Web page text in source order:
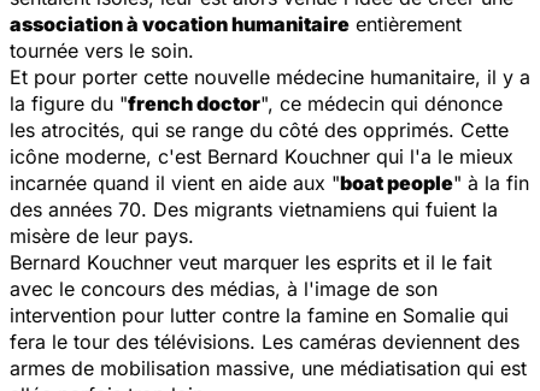
association à vocation humanitaire entièrement
tournée vers le soin.
Et pour porter cette nouvelle médecine humanitaire, il y a
la figure du "french doctor", ce médecin qui dénonce
les atrocités, qui se range du côté des opprimés. Cette
icône moderne, c'est Bernard Kouchner qui l'a le mieux
incarnée quand il vient en aide aux "boat people" à la fin
des années 70. Des migrants vietnamiens qui fuient la
misère de leur pays.
Bernard Kouchner veut marquer les esprits et il le fait
avec le concours des médias, à l'image de son
intervention pour lutter contre la famine en Somalie qui
fera le tour des télévisions. Les caméras deviennent des
armes de mobilisation massive, une médiatisation qui est